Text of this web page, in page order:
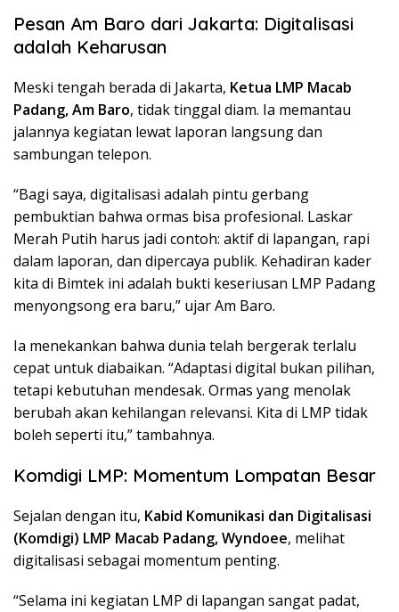
Pesan Am Baro dari Jakarta: Digitalisasi
adalah Keharusan
Meski tengah berada di Jakarta, Ketua LMP Macab
Padang, Am Baro, tidak tinggal diam. Ia memantau
jalannya kegiatan lewat laporan langsung dan
sambungan telepon.
“Bagi saya, digitalisasi adalah pintu gerbang
pembuktian bahwa ormas bisa profesional. Laskar
Merah Putih harus jadi contoh: aktif di lapangan, rapi
dalam laporan, dan dipercaya publik. Kehadiran kader
kita di Bimtek ini adalah bukti keseriusan LMP Padang
menyongsong era baru,” ujar Am Baro.
Ia menekankan bahwa dunia telah bergerak terlalu
cepat untuk diabaikan. “Adaptasi digital bukan pilihan,
tetapi kebutuhan mendesak. Ormas yang menolak
berubah akan kehilangan relevansi. Kita di LMP tidak
boleh seperti itu,” tambahnya.
Komdigi LMP: Momentum Lompatan Besar
Sejalan dengan itu, Kabid Komunikasi dan Digitalisasi
(Komdigi) LMP Macab Padang, Wyndoee, melihat
digitalisasi sebagai momentum penting.
“Selama ini kegiatan LMP di lapangan sangat padat,